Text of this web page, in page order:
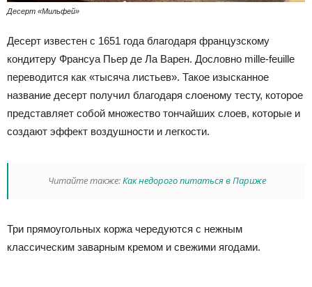
Десерт «Мильфей»
Десерт известен с 1651 года благодаря французскому
кондитеру Франсуа Пьер де Ла Варен. Дословно mille-feuille
переводится как «тысяча листьев». Такое изысканное
название десерт получил благодаря слоеному тесту, которое
представляет собой множество тончайших слоев, которые и
создают эффект воздушности и легкости.
Читайте также:Как недорого питаться в Париже
Три прямоугольных коржа чередуются с нежным
классическим заварным кремом и свежими ягодами.